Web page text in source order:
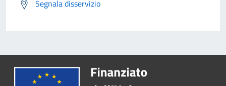
Segnala disservizio